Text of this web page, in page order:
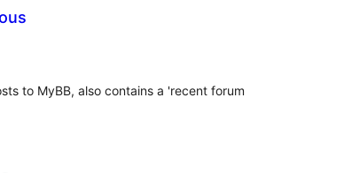
to MyBB, also contains a 'recent forum